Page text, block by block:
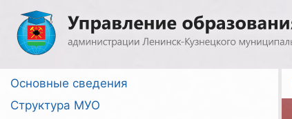
Перейти
содержимому
Основные сведения
Структура МУО